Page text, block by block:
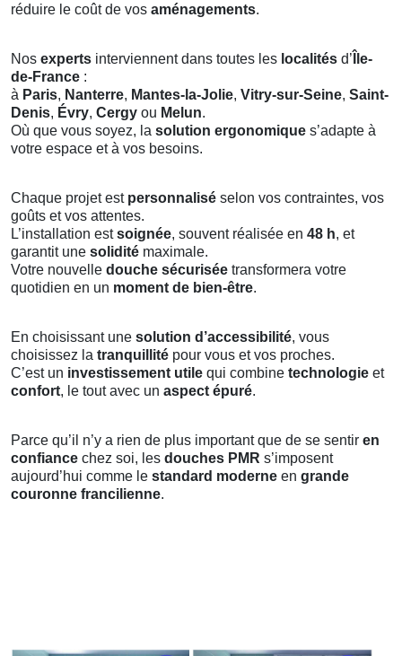
réduire le coût de vos aménagements.
Nos experts interviennent dans toutes les localités d’ Île-
de-France :
à Paris, Nanterre, Mantes-la-Jolie, Vitry-sur-Seine, Saint-
Denis, Évry, Cergy ou Melun.
Où que vous soyez, la solution ergonomique s’adapte à
votre espace et à vos besoins.
Chaque projet est personnalisé selon vos contraintes, vos
goûts et vos attentes.
L’installation estsoignée, souvent réalisée en 48 h, et
garantit une solidité maximale.
Votre nouvelle douche sécurisée transformera votre
quotidien en un moment de bien-être.
En choisissant une solution d’accessibilité, vous
choisissez la tranquillité pour vous et vos proches.
C’est un investissement utile qui combine technologie et
confort, le tout avec un aspect épuré.
Parce qu’il n’y a rien de plus important que de se sentir en
confiance chez soi, les douches PMR s’imposent
aujourd’hui comme le standard moderne en grande
couronne francilienne.